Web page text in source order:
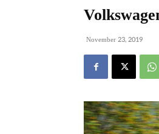
November 23, 2019